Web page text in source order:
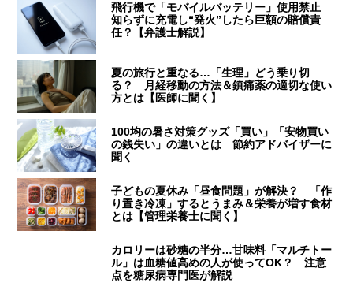
飛行機で「モバイルバッテリー」使用禁止
知らずに充電し“発火”したら巨額の賠償責
任？【弁護士解説】
夏の旅行と重なる…「生理」どう乗り切
る？ 月経移動の方法＆鎮痛薬の適切な使い
方とは【医師に聞く】
100均の暑さ対策グッズ「買い」「安物買い
の銭失い」の違いとは 節約アドバイザーに
聞く
子どもの夏休み「昼食問題」が解決？ 「作
り置き冷凍」するとうまみ＆栄養が増す食材
とは【管理栄養士に聞く】
カロリーは砂糖の半分…甘味料「マルチトー
ル」は血糖値高めの人が使ってOK？ 注意
点を糖尿病専門医が解説